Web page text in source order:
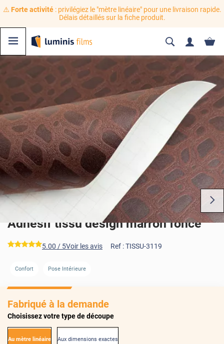
⚠️ Forte activité: privilégiez le "mètre linéaire" pour une livraison rapide.
Délais détaillés sur la fiche produit.
Adhésif tissu design marron foncé
*****
5.00 / 5Voir les avis Ref :TISSU-3119
Confort Pose Intérieure
Fabriqué à la demande
Choisissez votre type de découpe
Au mètre linéaire Aux dimensions exactes